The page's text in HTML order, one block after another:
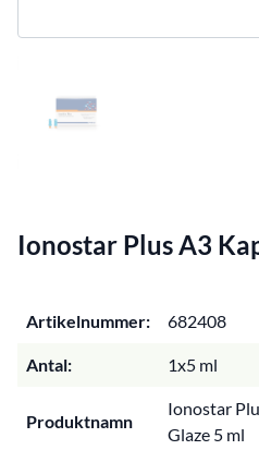
Ionostar Plus A3
Artikelnummer: 682408
Antal: 1x5 ml
Produktnamn
Ionostar
Glaze 5 ml